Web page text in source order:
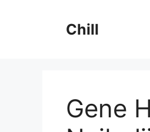
Chill
Gene